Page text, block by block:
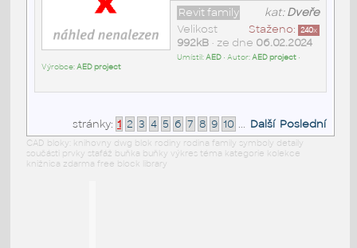
kat:Dveře
Revit family
Staženo: 240x
Velikost
992kB• ze dne 06.02.2024
Umístil:AED• Autor:AED project•
Výrobce:AED project
stránky: 1 2 3 4 5 6 7 8 9 10 ... Další Poslední
CAD bloky: knihovny dwg blok rodiny rodina family symboly detaily
součásti prvky stafáž buňka buňky výkres téma kategorie kolekce
knižnica zdarma free block library